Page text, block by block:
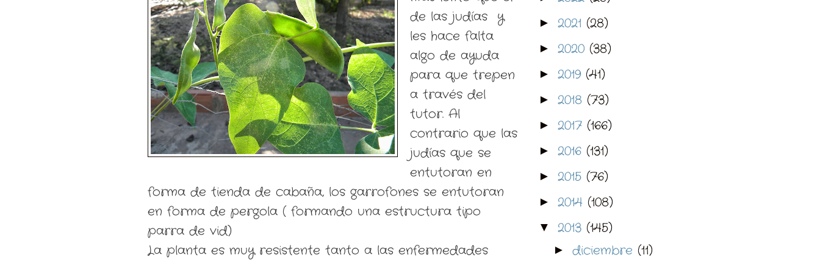
de las judías y
les hace falta
algo de ayuda
para que trepen
a través del
tutor. Al
contrario que las
judías que se
entutoran en
forma de tienda de cabaña, los garrofones se entutoran
en forma de pergola ( formando una estructura tipo
parra de vid)
La planta es muy resistente tanto a las enfermedades
► 2021 (28)
► 2020 (38)
► 2019 (41)
► 2018 (73)
► 2017 (166)
► 2016 (131)
► 2015 (76)
► 2014 (108)
▼ 2013 (145)
► diciembre (11)